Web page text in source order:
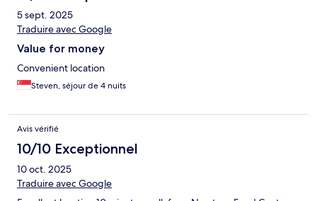
5 sept. 2025
Traduire avec Google
Value for money
Convenient location
Steven, séjour de 4 nuits
Avis vérifié
10/10 Exceptionnel
10 oct. 2025
Traduire avec Google